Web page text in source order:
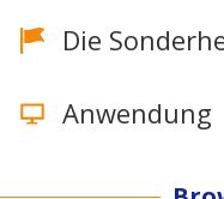
Die
Anwendung